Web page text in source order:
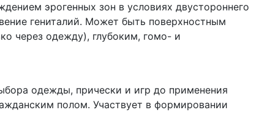
эрогенных зон в условиях двустороннего
гениталий. Может быть поверхностным
через одежду), глубоким, гомо- и
одежды, прически и игр до применения
полом. Участвует в формировании